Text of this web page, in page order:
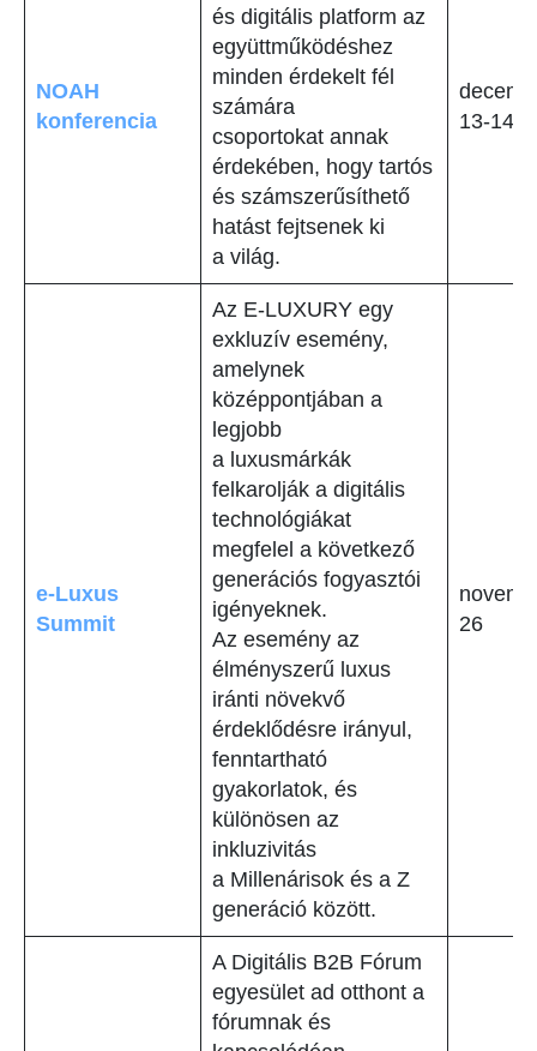
NOAH
konferencia
és digitális platform az
együttműködéshez
minden érdekelt fél
számára
csoportokat annak
érdekében, hogy tartós
és számszerűsíthető
hatást fejtsenek ki
a világ.
13-14
e-Luxus
Summit
Az E-LUXURY egy
exkluzív esemény,
amelynek
középpontjában a
legjobb
a luxusmárkák
felkarolják a digitális
technológiákat
megfelel a következő
generációs fogyasztói
igényeknek.
Az esemény az
élményszerű luxus
iránti növekvő
érdeklődésre irányul,
fenntartható
gyakorlatok, és
különösen az
inkluzivitás
a Millenárisok és a Z
generáció között.
26
A Digitális B2B Fórum
egyesület ad otthont a
fórumnak és